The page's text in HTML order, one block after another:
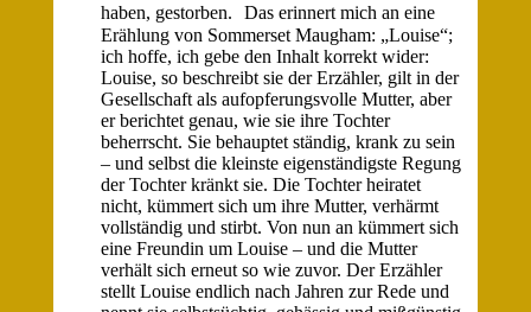
haben, gestorben. Das erinnert mich an eine
Erählung von Sommerset Maugham: „Louise“;
ich hoffe, ich gebe den Inhalt korrekt wider:
Louise, so beschreibt sie der Erzähler, gilt in der
Gesellschaft als aufopferungsvolle Mutter, aber
er berichtet genau, wie sie ihre Tochter
beherrscht. Sie behauptet ständig, krank zu sein
– und selbst die kleinste eigenständigste Regung
der Tochter kränkt sie. Die Tochter heiratet
nicht, kümmert sich um ihre Mutter, verhärmt
vollständig und stirbt. Von nun an kümmert sich
eine Freundin um Louise – und die Mutter
verhält sich erneut so wie zuvor. Der Erzähler
stellt Louise endlich nach Jahren zur Rede und